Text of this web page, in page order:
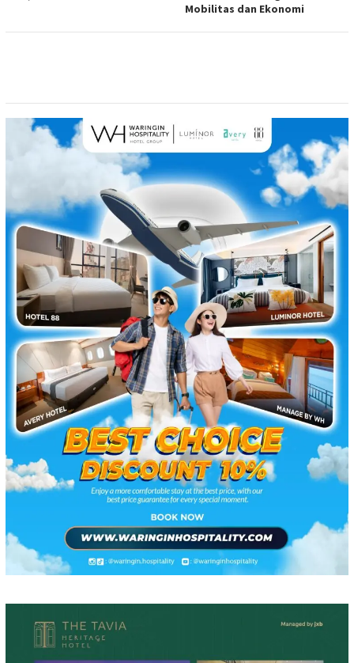
Mobilitas dan Ekonomi